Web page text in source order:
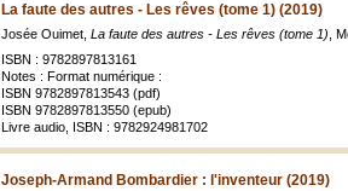
La faute des autres - Les rêves (tome 1) (2019)
Josée Ouimet, La faute des autres - Les rêves (tome 1) ,
ISBN : 9782897813161
Notes : Format numérique :
ISBN 9782897813543 (pdf)
ISBN 9782897813550 (epub)
Livre audio, ISBN : 9782924981702
Joseph-Armand Bombardier : l'inventeur (2019)